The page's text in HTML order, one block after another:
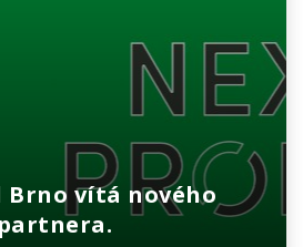
Brno vítá nového
partnera.